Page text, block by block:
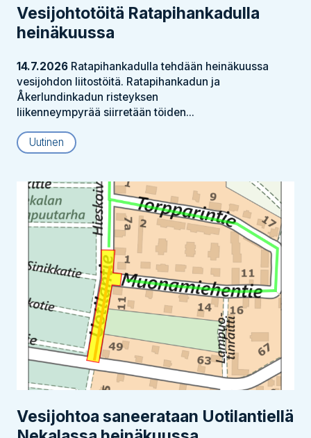
Vesijohtotöitä Ratapihankadulla
heinäkuussa
14.7.2026 Ratapihankadulla tehdään heinäkuussa
vesijohdon liitostöitä. Ratapihankadun ja
Åkerlundinkadun risteyksen
liikenneympyrää siirretään töiden...
Uutinen
Vesijohtoa saneerataan Uotilantiellä